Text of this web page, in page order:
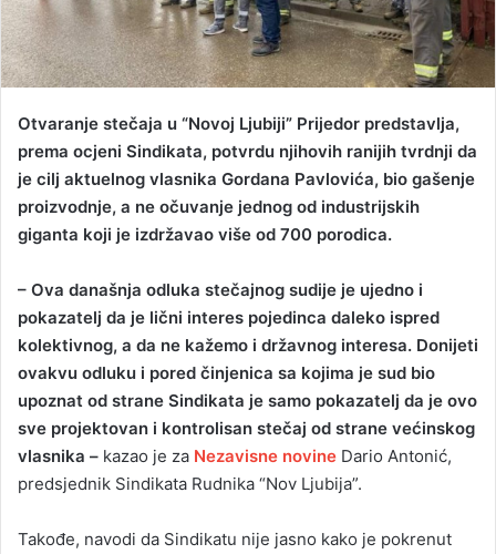
Otvaranje stečaja u “Novoj Ljubiji” Prijedor predstavlja,
prema ocjeni Sindikata, potvrdu njihovih ranijih tvrdnji da
je cilj aktuelnog vlasnika Gordana Pavlovića, bio gašenje
proizvodnje, a ne očuvanje jednog od industrijskih
giganta koji je izdržavao više od 700 porodica.
– Ova današnja odluka stečajnog sudije je ujedno i
pokazatelj da je lični interes pojedinca daleko ispred
kolektivnog, a da ne kažemo i državnog interesa. Donijeti
ovakvu odluku i pored činjenica sa kojima je sud bio
upoznat od strane Sindikata je samo pokazatelj da je ovo
sve projektovan i kontrolisan stečaj od strane većinskog
vlasnika – kazao je za Nezavisne novine Dario Antonić,
predsjednik Sindikata Rudnika “Nov Ljubija”.
Takođe, navodi da Sindikatu nije jasno kako je pokrenut